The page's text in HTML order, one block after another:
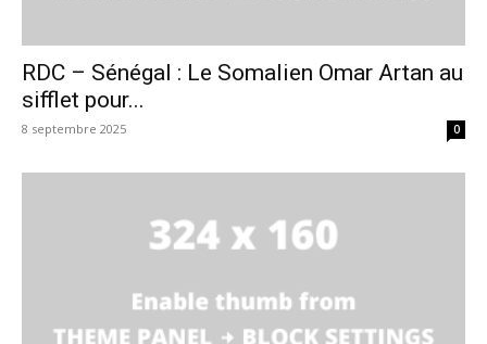
RDC – Sénégal : Le Somalien Omar Artan au
sifflet pour...
8 septembre 2025 0